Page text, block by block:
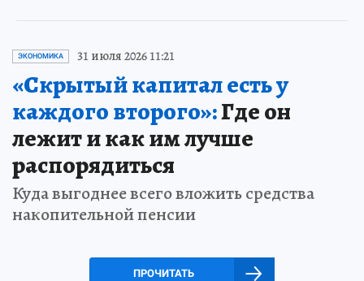
ЭКОНОМИКА 31 июля 2026 11:21
«Скрытый капитал есть у
каждого второго»:Где он
лежит и как им лучше
распорядиться
Куда выгоднее всего вложить средства
накопительной пенсии
ПРОЧИТАТЬ